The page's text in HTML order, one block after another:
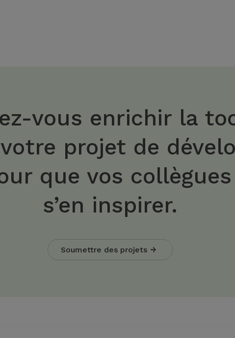
vous enrichir la
projet de
que vos
s’en inspirer.
Soumettre des projets